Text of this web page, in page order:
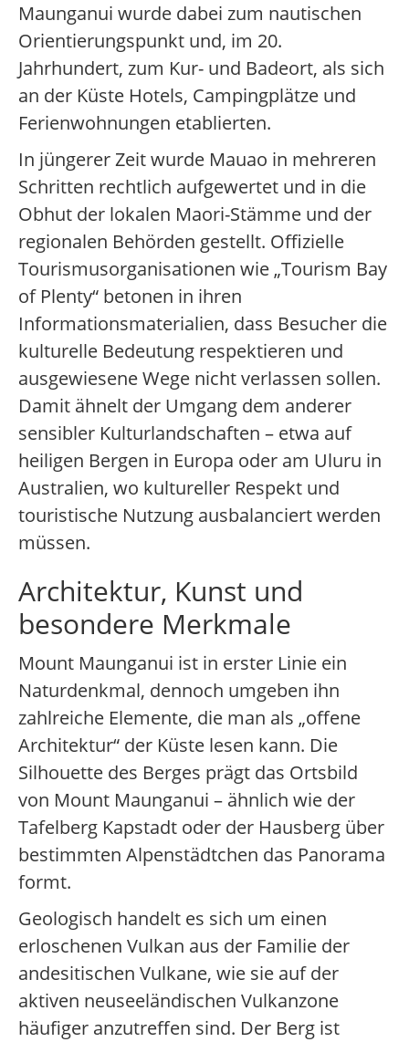
Maunganui wurde dabei zum nautischen
Orientierungspunkt und, im 20.
Jahrhundert, zum Kur- und Badeort, als sich
an der Küste Hotels, Campingplätze und
Ferienwohnungen etablierten.
In jüngerer Zeit wurde Mauao in mehreren
Schritten rechtlich aufgewertet und in die
Obhut der lokalen Maori-Stämme und der
regionalen Behörden gestellt. Offizielle
Tourismusorganisationen wie „Tourism Bay
of Plenty“ betonen in ihren
Informationsmaterialien, dass Besucher die
kulturelle Bedeutung respektieren und
ausgewiesene Wege nicht verlassen sollen.
Damit ähnelt der Umgang dem anderer
sensibler Kulturlandschaften – etwa auf
heiligen Bergen in Europa oder am Uluru in
Australien, wo kultureller Respekt und
touristische Nutzung ausbalanciert werden
müssen.
Architektur, Kunst und
besondere Merkmale
Mount Maunganui ist in erster Linie ein
Naturdenkmal, dennoch umgeben ihn
zahlreiche Elemente, die man als „offene
Architektur“ der Küste lesen kann. Die
Silhouette des Berges prägt das Ortsbild
von Mount Maunganui – ähnlich wie der
Tafelberg Kapstadt oder der Hausberg über
bestimmten Alpenstädtchen das Panorama
formt.
Geologisch handelt es sich um einen
erloschenen Vulkan aus der Familie der
andesitischen Vulkane, wie sie auf der
aktiven neuseeländischen Vulkanzone
häufiger anzutreffen sind. Der Berg ist